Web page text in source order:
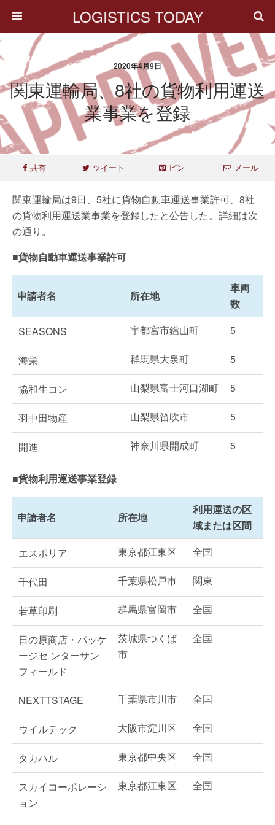
LOGISTICS TODAY
2020年4月9日
関東運輸局、8社の貨物利用運送
業事業を登録
共有 ツイート ピン メール
関東運輸局は9日、5社に貨物自動車運送事業許可、8社
の貨物利用運送業事業を登録したと公告した。詳細は次
の通り。
■貨物自動車運送事業許可
申請者名 所在地
車両
数
SEASONS
宇都宮市鐺山町 5
海栄 群馬県大泉町 5
協和生コン 山梨県富士河口湖町 5
羽中田物産 山梨県笛吹市 5
開進 神奈川県開成町 5
■貨物利用運送事業登録
申請者名 所在地
利用運送の区
域または区間
エスポリア
東京都江東区 全国
千代田 千葉県松戸市 関東
若草印刷 群馬県富岡市 全国
日の原商店・パッケ
ージセ ンターサン
フィールド
茨城県つくば
市
全国
NEXTTSTAGE 千葉県市川市 全国
ウイルテック 大阪市淀川区 全国
タカハル 東京都中央区 全国
スカイコーポレーシ
ョン
東京都江東区 全国